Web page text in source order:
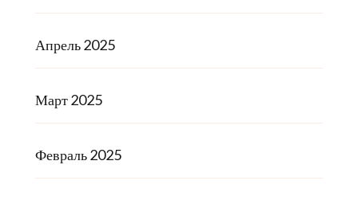
Апрель 2025
Март 2025
Февраль 2025